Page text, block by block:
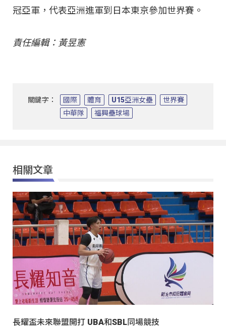
冠亞軍，代表亞洲進軍到日本東京參加世界賽。
責任編輯：黃昱憲
關鍵字： 國際 體育 U15亞洲女壘
世界賽
中華隊
福興壘球場
相關文章
長耀盃未來聯盟開打 UBA和SBL同場競技